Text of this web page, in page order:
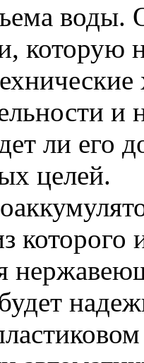
воды.
которую
и
ли его
целей.
которого